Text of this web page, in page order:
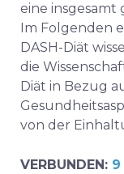
eine insgesamt
Im Folgenden
DASH-Diät
die
Diät in Bezug
von der
VERBUNDEN: